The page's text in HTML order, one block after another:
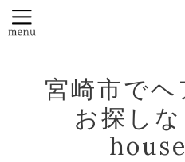
宮崎市で
お探し